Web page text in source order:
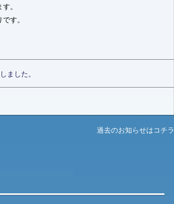
。
す。
ました。
過去のお知らせはコチラ